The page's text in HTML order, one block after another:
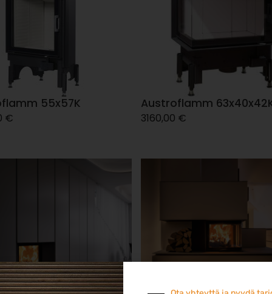
55x57K
€
Austroflamm
3160,00 €